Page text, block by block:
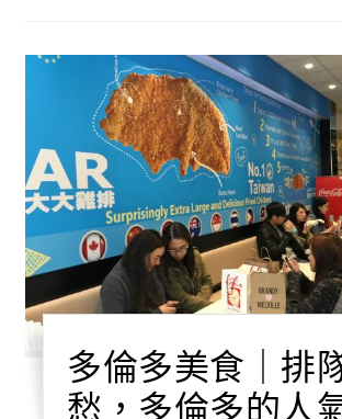
多倫多美食｜排
愁，多倫多的人